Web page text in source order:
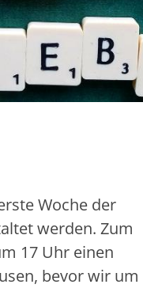
Woche der
werden. Zum
17 Uhr einen
bevor wir um